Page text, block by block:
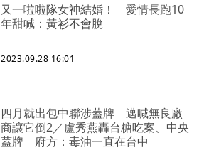
又一啦啦隊女神結婚！ 愛情長跑10
年甜喊：黃衫不會脫
2023.09.28 16:01
四月就出包中聯涉蓋牌 邁喊無良廠
商讓它倒2／盧秀燕轟台糖吃案、中央
蓋牌 府方：毒油一直在台中